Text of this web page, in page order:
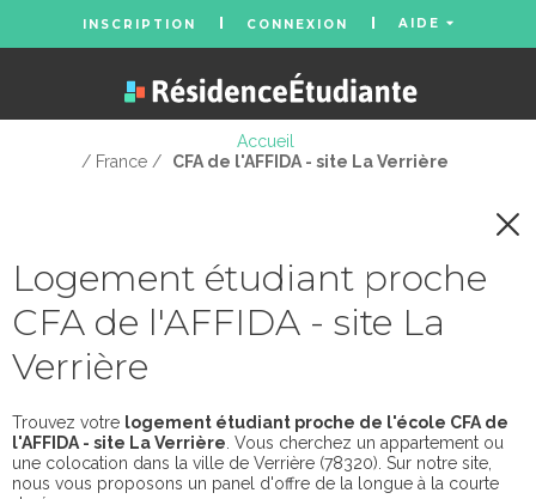
INSCRIPTION CONNEXION AIDE
Accueil
/ France /
CFA de l'AFFIDA - site La Verrière
Logement étudiant proche
CFA de l'AFFIDA - site La
Verrière
Trouvez votre logement étudiant proche de l'école CFA de
l'AFFIDA - site La Verrière . Vous cherchez un appartement ou
une colocation dans la ville de Verrière (78320). Sur notre site,
nous vous proposons un panel d'offre de la longue à la courte